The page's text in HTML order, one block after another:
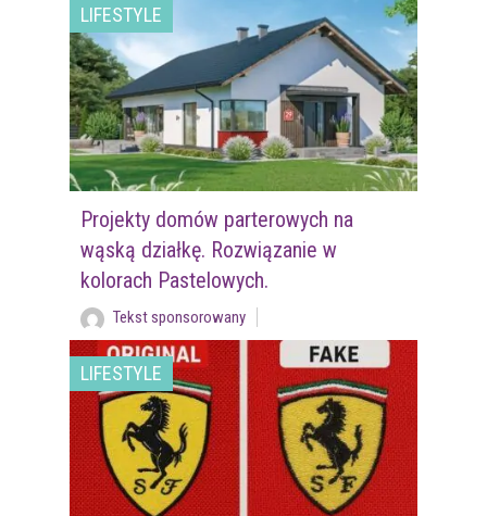
LIFESTYLE
Projekty domów parterowych na
wąską działkę. Rozwiązanie w
kolorach Pastelowych.
Tekst sponsorowany
LIFESTYLE